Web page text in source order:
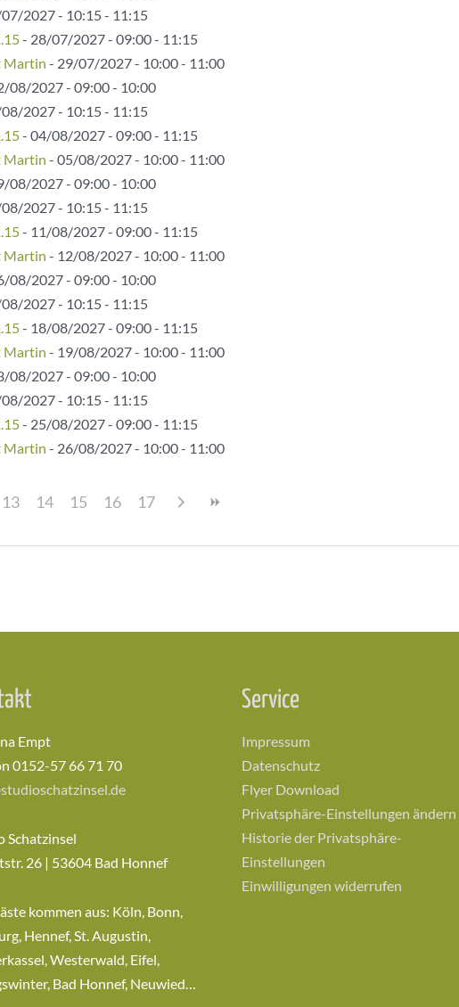
2027 - 10:15 - 11:15
- 28/07/2027 - 09:00 - 11:15
Martin - 29/07/2027 - 10:00 - 11:00
08/2027 - 09:00 - 10:00
2027 - 10:15 - 11:15
- 04/08/2027 - 09:00 - 11:15
Martin - 05/08/2027 - 10:00 - 11:00
08/2027 - 09:00 - 10:00
2027 - 10:15 - 11:15
- 11/08/2027 - 09:00 - 11:15
Martin - 12/08/2027 - 10:00 - 11:00
08/2027 - 09:00 - 10:00
2027 - 10:15 - 11:15
- 18/08/2027 - 09:00 - 11:15
Martin - 19/08/2027 - 10:00 - 11:00
08/2027 - 09:00 - 10:00
2027 - 10:15 - 11:15
- 25/08/2027 - 09:00 - 11:15
Martin - 26/08/2027 - 10:00 - 11:00
13 14 15 16 17
Empt
0152-57 66 71 70
Schatzinsel
26 | 53604 Bad Honnef
kommen aus: Köln, Bonn,
Hennef, St. Augustin,
Westerwald, Eifel,
Bad Honnef, Neuwied…
Service
Impressum
Datenschutz
Flyer Download
Privatsphäre-Einstellungen ändern
Historie der Privatsphäre-
Einstellungen
Einwilligungen widerrufen